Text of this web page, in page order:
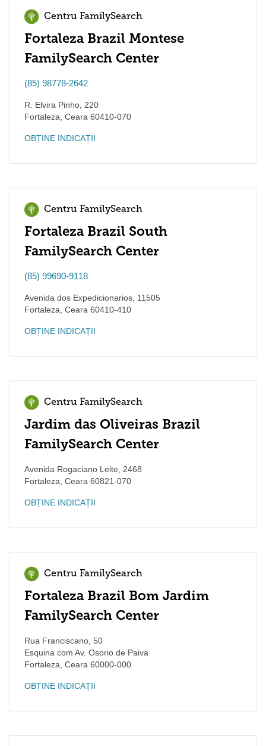
Centru FamilySearch
Fortaleza Brazil Montese
FamilySearch Center
(85) 98778-2642
R. Elvira Pinho, 220
Fortaleza Ceara 60410-070
OBȚINE INDICAȚII
Centru FamilySearch
Fortaleza Brazil South
FamilySearch Center
(85) 99690-9118
Avenida dos Expedicionarios, 11505
Fortaleza Ceara 60410-410
OBȚINE INDICAȚII
Centru FamilySearch
Jardim das Oliveiras Brazil
FamilySearch Center
Avenida Rogaciano Leite, 2468
Fortaleza Ceara 60821-070
OBȚINE INDICAȚII
Centru FamilySearch
Fortaleza Brazil Bom Jardim
FamilySearch Center
Rua Franciscano, 50
Esquina com Av. Osorio de Paiva
Fortaleza Ceara 60000-000
OBȚINE INDICAȚII